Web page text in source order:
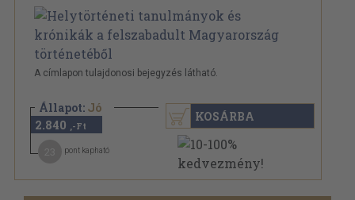
A címlapon tulajdonosi bejegyzés látható.
Állapot: Jó
2.840 ,-Ft
pont kapható
KOSÁRBA